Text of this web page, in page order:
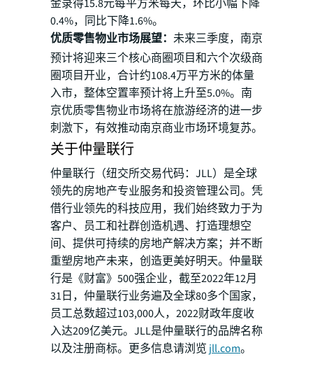
金录得15.8元每平方米每天，环比小幅下降
0.4%，同比下降1.6%。
优质零售物业市场展望： 未来三季度，南京
预计将迎来三个核心商圈项目和六个次级商
圈项目开业，合计约108.4万平方米的体量
入市，整体空置率预计将上升至5.0%。南
京优质零售物业市场将在旅游经济的进一步
刺激下，有效推动南京商业市场环境复苏。
关于仲量联行
仲量联行（纽交所交易代码：JLL）是全球
领先的房地产专业服务和投资管理公司。凭
借行业领先的科技应用，我们始终致力于为
客户、员工和社群创造机遇、打造理想空
间、提供可持续的房地产解决方案；并不断
重塑房地产未来，创造更美好明天。仲量联
行是《财富》500强企业，截至2022年12月
31日，仲量联行业务遍及全球80多个国家，
员工总数超过103,000人，2022财政年度收
入达209亿美元。JLL是仲量联行的品牌名称
以及注册商标。更多信息请浏览 jll.com。